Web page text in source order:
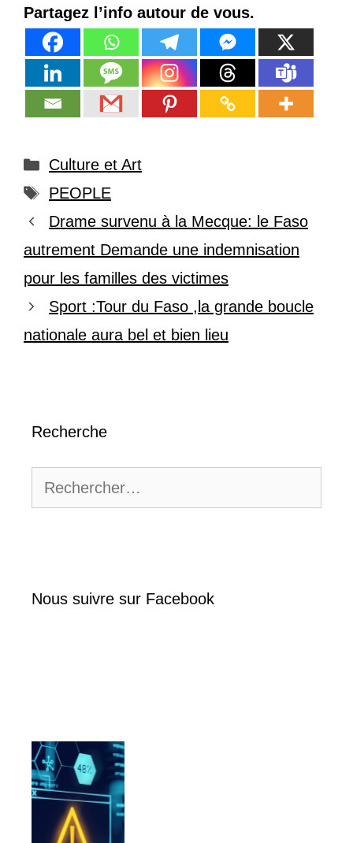
Partagez l’info autour de vous.
Catégories
Culture et Art
Étiquettes
PEOPLE
Drame survenu à la Mecque: le Faso
autrement Demande une indemnisation
pour les familles des victimes
Sport :Tour du Faso ,la grande boucle
nationale aura bel et bien lieu
Recherche
Nous suivre sur Facebook